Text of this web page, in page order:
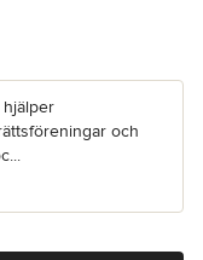
hjälper
och